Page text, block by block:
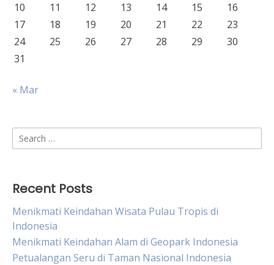
10
11 12 13 14 15
16
17
18 19 20 21 22
23
24
25 26 27 28 29
30
31
« Mar
Search
for:
Recent Posts
Menikmati Keindahan Wisata Pulau Tropis di
Indonesia
Menikmati Keindahan Alam di Geopark Indonesia
Petualangan Seru di Taman Nasional Indonesia